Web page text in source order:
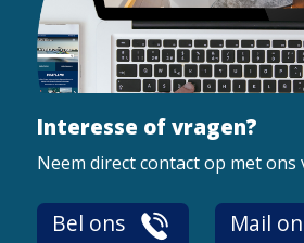
Interesse of vragen?
Neem direct contact op met ons
Bel ons Mail